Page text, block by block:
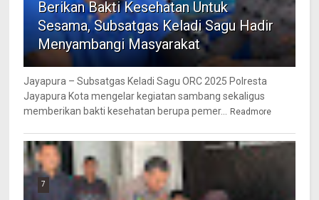
Berikan Bakti Kesehatan Untuk
Sesama, Subsatgas Keladi Sagu Hadir
Menyambangi Masyarakat
Jayapura – Subsatgas Keladi Sagu ORC 2025 Polresta
Jayapura Kota mengelar kegiatan sambang sekaligus
memberikan bakti kesehatan berupa pemer...
Readmore
7